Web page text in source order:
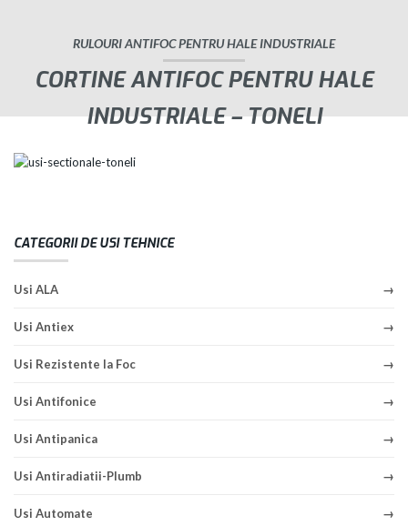
RULOURI ANTIFOC PENTRU HALE INDUSTRIALE
CORTINE ANTIFOC PENTRU HALE
INDUSTRIALE – TONELI
CATEGORII DE USI TEHNICE
Usi ALA
Usi Antiex
Usi Rezistente la Foc
Usi Antifonice
Usi Antipanica
Usi Antiradiatii-Plumb
Usi Automate